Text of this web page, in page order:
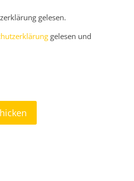
gelesen.
gelesen und